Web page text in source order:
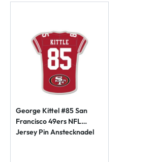
George Kittel #85 San
Francisco 49ers NFL
Jersey Pin Anstecknadel